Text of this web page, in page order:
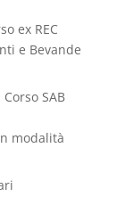
ex REC
e Bevande
Corso SAB
modalità